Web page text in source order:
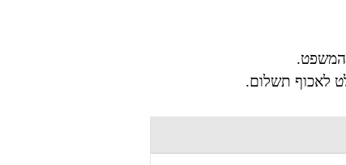
המשפט.
לאכוף תשלום.